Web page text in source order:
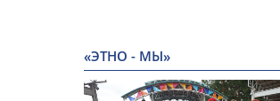
«ЭТНО - МЫ»